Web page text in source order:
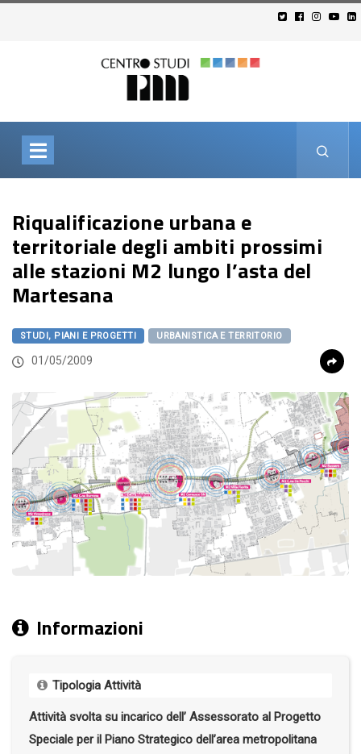
Riqualificazione urbana e
territoriale degli ambiti prossimi
alle stazioni M2 lungo l’asta del
Martesana
STUDI, PIANI E PROGETTI URBANISTICA E TERRITORIO
01/05/2009
Informazioni
Tipologia Attività
Attività svolta su incarico dell’ Assessorato al Progetto
Speciale per il Piano Strategico dell’area metropolitana